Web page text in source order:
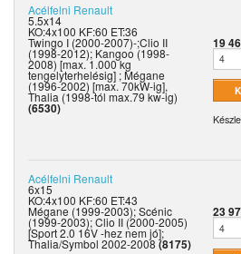
Acélfelni Renault
5.5x14
KO:4x100 KF:60 ET:36
Twingo I (2000-2007)-;Clio II
(1998-2012); Kangoo (1998-
2008) [max. 1.000 kg
tengelyterhelésig] ; Mégane
(1996-2002) [max. 70kW-ig],
Thalia (1998-tól max.79 kw-ig)
(6530)
19
Acélfelni Renault
6x15
KO:4x100 KF:60 ET:43
Mégane (1999-2003); Scénic
(1999-2003); Clio II (2000-2005)
[Sport 2.0 16V -hez nem jó];
Thalia/Symbol 2002-2008 (8175)
23